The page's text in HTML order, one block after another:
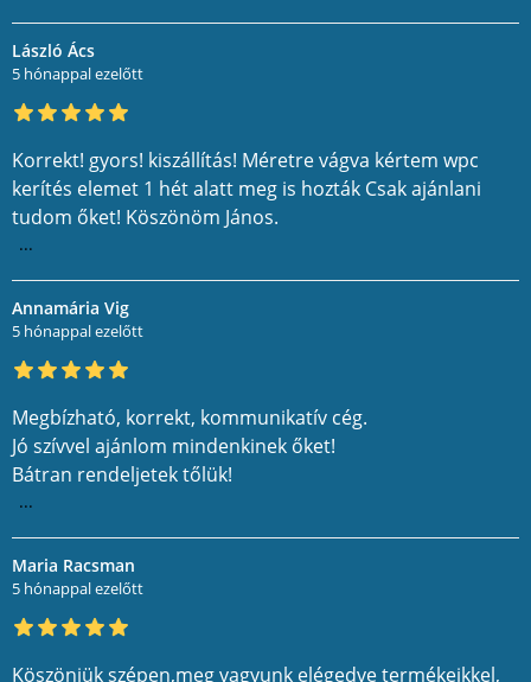
László Ács
5 hónappal ezelőtt
Korrekt! gyors! kiszállítás! Méretre vágva kértem wpc
kerítés elemet 1 hét alatt meg is hozták Csak ajánlani
tudom őket! Köszönöm János.
...
Annamária Vig
5 hónappal ezelőtt
Megbízható, korrekt, kommunikatív cég.
Jó szívvel ajánlom mindenkinek őket!
Bátran rendeljetek tőlük!
...
Maria Racsman
5 hónappal ezelőtt
Köszönjük szépen,meg vagyunk elégedve termékeikkel,